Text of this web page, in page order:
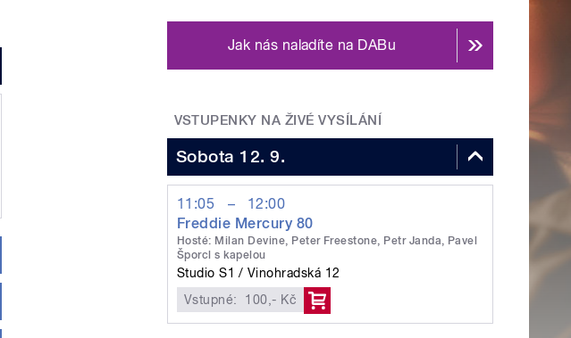
Jak nás naladíte na DABu
VSTUPENKY NA ŽIVÉ VYSÍLÁNÍ
Sobota 12. 9.
11:05 –
12:00
Freddie Mercury 80
Hosté: Milan Devine, Peter Freestone, Petr Janda, Pavel
Šporcl s kapelou
Studio S1
Vinohradská 12
Vstupné:
100,- Kč